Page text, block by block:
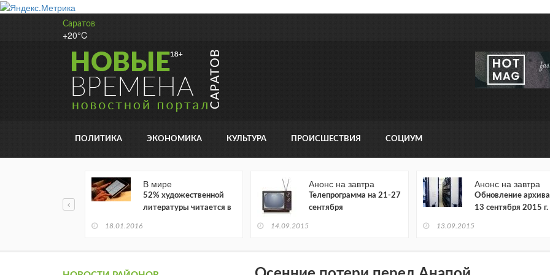
Саратов
+20°C
ПОЛИТИКА ЭКОНОМИКА КУЛЬТУРА ПРОИСШЕСТВИЯ СОЦИУМ
В мире
52% художественной
литературы читается в
18.01.2016
Анонс на завтра
Телепрограмма на 21-27
сентября
14.09.2015
Анонс на завтра
Обновление архива
13 сентября 2015 г.
13.09.2015